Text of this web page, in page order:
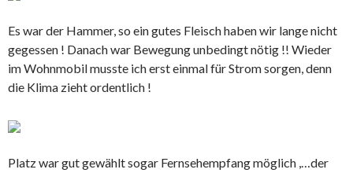
Es war der Hammer, so ein gutes Fleisch haben wir lange nicht
gegessen ! Danach war Bewegung unbedingt nötig !! Wieder
im Wohnmobil musste ich erst einmal für Strom sorgen, denn
die Klima zieht ordentlich !
Platz war gut gewählt sogar Fernsehempfang möglich ,…der